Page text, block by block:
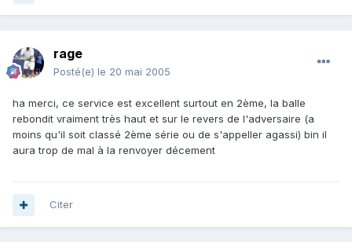
rage
Posté(e) le 20 mai 2005
ha merci, ce service est excellent surtout en 2ème, la balle
rebondit vraiment très haut et sur le revers de l'adversaire (a
moins qu'il soit classé 2ème série ou de s'appeller agassi) bin il
aura trop de mal à la renvoyer décement
Citer